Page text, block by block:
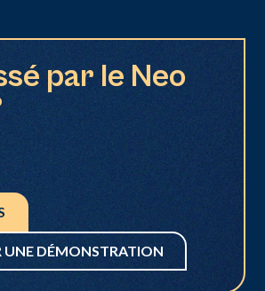
par le Neo
UNE DÉMONSTRATION